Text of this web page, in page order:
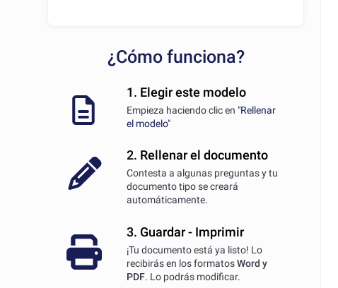
¿Cómo funciona?
1. Elegir este modelo
Empieza haciendo clic en "Rellenar
el modelo"
2. Rellenar el documento
Contesta a algunas preguntas y tu
documento tipo se creará
automáticamente.
3. Guardar - Imprimir
¡Tu documento está ya listo! Lo
recibirás en los formatosWord y
PDF. Lo podrás modificar.